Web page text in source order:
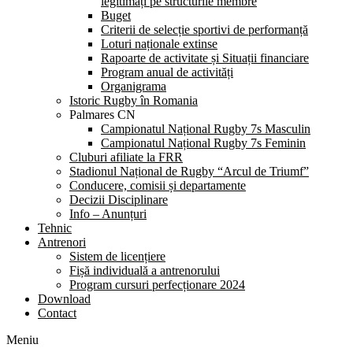
Buget
Criterii de selecție sportivi de performanță
Loturi naționale extinse
Rapoarte de activitate și Situații financiare
Program anual de activități
Organigrama
Istoric Rugby în Romania
Palmares CN
Campionatul Național Rugby 7s Masculin
Campionatul Național Rugby 7s Feminin
Cluburi afiliate la FRR
Stadionul Național de Rugby “Arcul de Triumf”
Conducere, comisii și departamente
Decizii Disciplinare
Info – Anunțuri
Tehnic
Antrenori
Sistem de licențiere
Fișă individuală a antrenorului
Program cursuri perfecționare 2024
Download
Contact
Meniu